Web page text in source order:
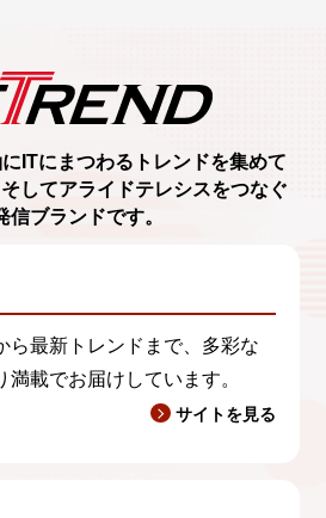
ITにまつわるトレンドを集めて
そしてアライドテレシスをつなぐ
信ブランドです。
ら最新トレンドまで、多彩な
満載でお届けしています。
サイトを見る